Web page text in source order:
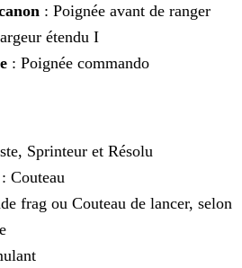
: Poignée avant de ranger
étendu I
: Poignée commando
Sprinteur et Résolu
: Couteau
frag ou Couteau de lancer, selon